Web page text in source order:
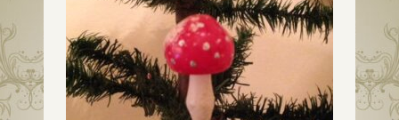
glas
in
rood,